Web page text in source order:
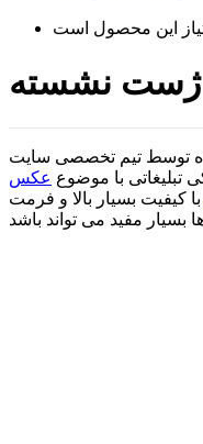
این محصول
نشسته
توسط تیم تخصصی سایت
با موضوع عکس
با کیفیت بسیار بالا و فرمت psd است که جهت استفاده در